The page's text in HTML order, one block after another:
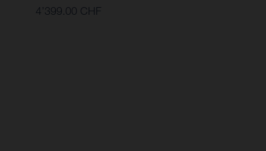
4’399.00 CHF